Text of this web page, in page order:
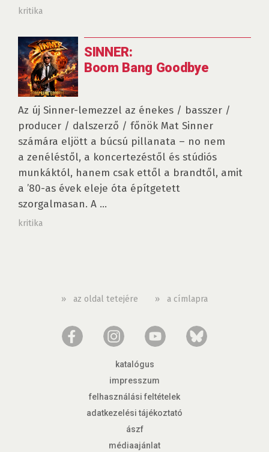
kritika
SINNER:
Boom Bang Goodbye
Az új Sinner-lemezzel az énekes / basszer /
producer / dalszerző / főnök Mat Sinner
számára eljött a búcsú pillanata – no nem
a zenéléstől, a koncertezéstől és stúdiós
munkáktól, hanem csak ettől a brandtől, amit
a ’80-as évek eleje óta építgetett
szorgalmasan. A ...
kritika
» az oldal tetejére » a címlapra
katalógus
impresszum
felhasználási feltételek
adatkezelési tájékoztató
ászf
médiaajánlat